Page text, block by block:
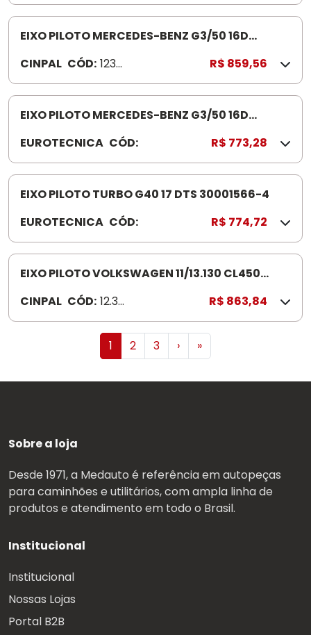
EIXO PILOTO MERCEDES-BENZ G3/50 16D
CINPAL CÓD: 1233
002
5
R$ 859,56
EIXO PILOTO MERCEDES-BENZ G3/50 16D
EUROTECNICA CÓD:
0
0
0
0
6
-
R$ 773,28
EIXO PILOTO TURBO G40 17 DTS 30001566-4
EUROTECNICA CÓD:
0
0
0
6
6
-
R$ 774,72
EIXO PILOTO VOLKSWAGEN 11/13.130 CL450
CINPAL CÓD: 12.33.
006
7
R$ 863,84
1 2 3 › »
Sobre a loja
Desde 1971, a Medauto é referência em autopeças
para caminhões e utilitários, com ampla linha de
produtos e atendimento em todo o Brasil.
Institucional
Institucional
Nossas Lojas
Portal B2B